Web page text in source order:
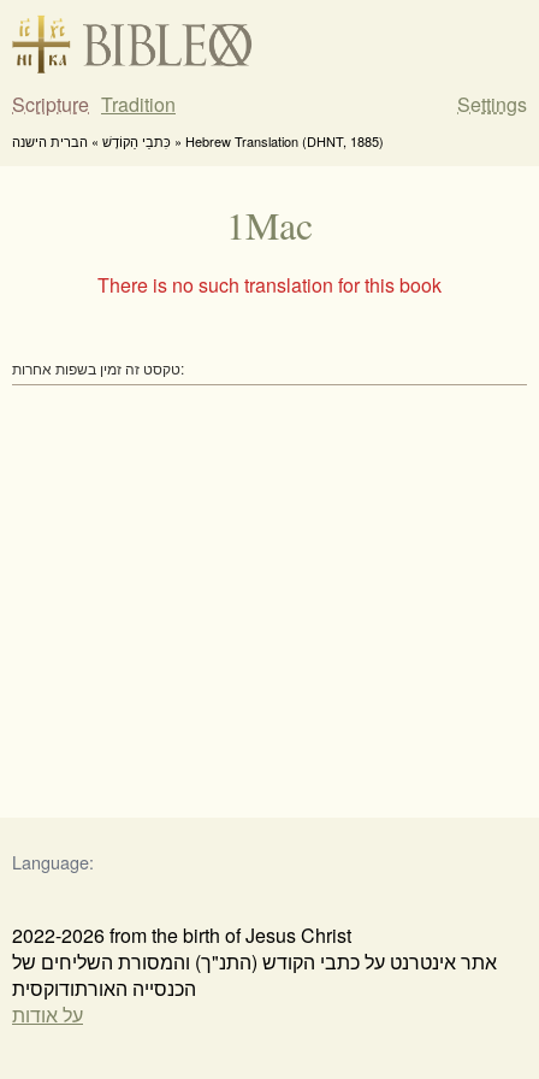
Scripture Tradition Settings
כִּתבֵי הַקוֹדֶשׁ » הברית הישנה » Hebrew Translation (DHNT, 1885)
1Mac
There is no such translation for this book
טקסט זה זמין בשפות אחרות:
Language:
2022-2026 from the birth of Jesus Christ
אתר אינטרנט על כתבי הקודש (התנ"ך) והמסורת השליחים של
הכנסייה האורתודוקסית
על אודות